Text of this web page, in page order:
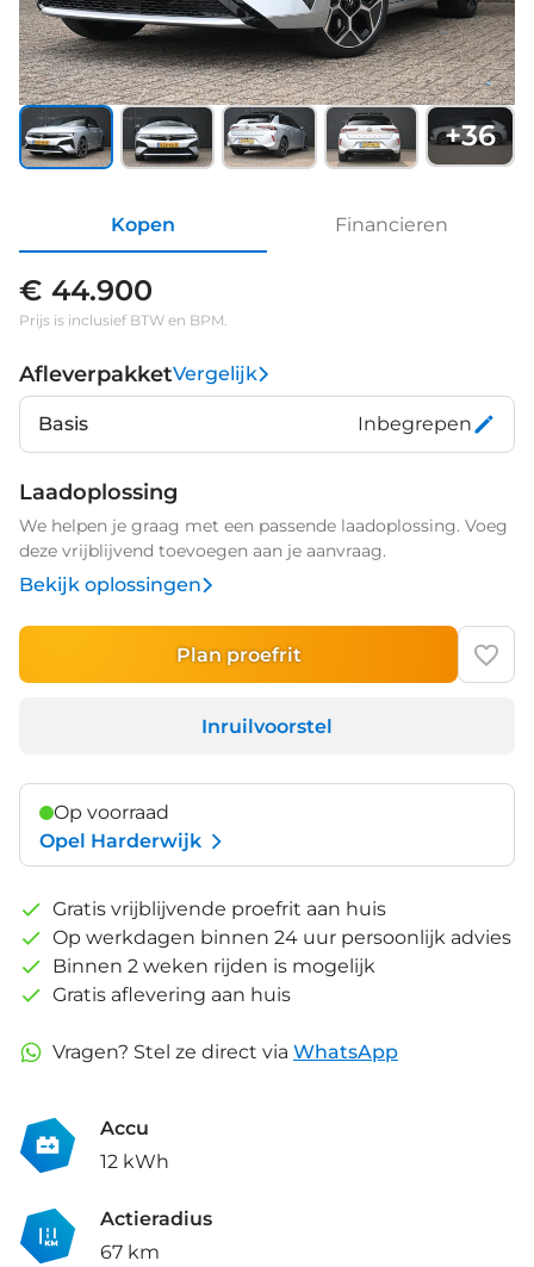
+36
Kopen Financieren
€ 44.900
Prijs is inclusief BTW en BPM.
AfleverpakketVergelijk
Basis Inbegrepen
Laadoplossing
We helpen je graag met een passende laadoplossing. Voeg
deze vrijblijvend toevoegen aan je aanvraag.
Bekijk oplossingen
Plan proefrit
Inruilvoorstel
Op voorraad
Opel Harderwijk
Gratis vrijblijvende proefrit aan huis
Op werkdagen binnen 24 uur persoonlijk advies
Binnen 2 weken rijden is mogelijk
Gratis aflevering aan huis
Vragen? Stel ze direct via WhatsApp
Accu
12 kWh
Actieradius
67 km